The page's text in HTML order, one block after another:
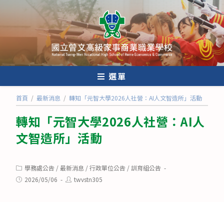
內
選單
首頁 / 最新消息 / 轉知「元智大學2026人社營：AI人文智造所」活動
轉知「元智大學2026人社營：AI人
文智造所」活動
Post
category:
學務處公告 /最新消息 /行政單位公告 /訓育組公告
Post2026/05/06
Posttwvstn305